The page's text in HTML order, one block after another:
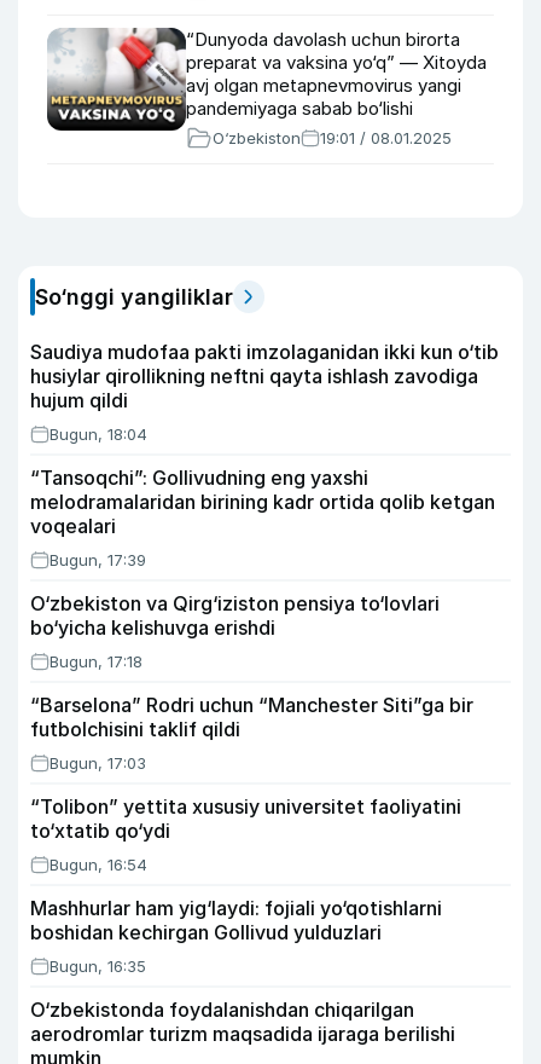
“Dunyoda davolash uchun birorta
preparat va vaksina yo‘q” — Xitoyda
avj olgan metapnevmovirus yangi
pandemiyaga sabab bo‘lishi
mumkinmi?
O‘zbekiston 19:01 / 08.01.2025
So‘nggi yangiliklar
Saudiya mudofaa pakti imzolaganidan ikki kun o‘tib
husiylar qirollikning neftni qayta ishlash zavodiga
hujum qildi
Bugun, 18:04
“Tansoqchi”: Gollivudning eng yaxshi
melodramalaridan birining kadr ortida qolib ketgan
voqealari
Bugun, 17:39
O‘zbekiston va Qirg‘iziston pensiya to‘lovlari
bo‘yicha kelishuvga erishdi
Bugun, 17:18
“Barselona” Rodri uchun “Manchester Siti”ga bir
futbolchisini taklif qildi
Bugun, 17:03
“Tolibon” yettita xususiy universitet faoliyatini
to‘xtatib qo‘ydi
Bugun, 16:54
Mashhurlar ham yig‘laydi: fojiali yo‘qotishlarni
boshidan kechirgan Gollivud yulduzlari
Bugun, 16:35
O‘zbekistonda foydalanishdan chiqarilgan
aerodromlar turizm maqsadida ijaraga berilishi
mumkin